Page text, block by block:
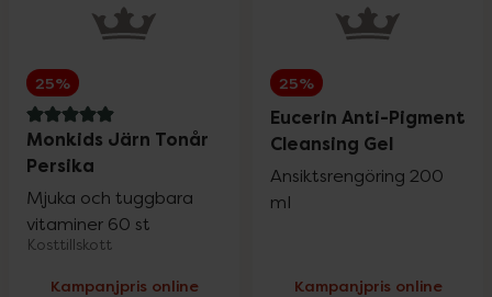
25%
5 av 5 i omdöme
Monkids Järn Tonår
Persika
Mjuka och tuggbara
vitaminer 60 st
Kosttillskott
Kampanjpris online
25%
Eucerin Anti-Pigment
Cleansing Gel
Ansiktsrengöring 200
ml
Kampanjpris online